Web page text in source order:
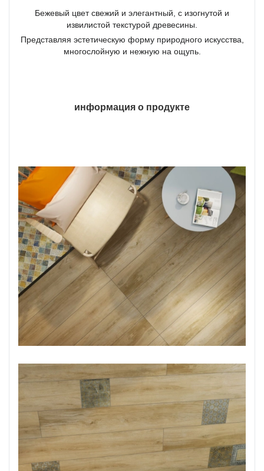
Бежевый цвет свежий и элегантный, с изогнутой и
извилистой текстурой древесины.
Представляя эстетическую форму природного искусства,
многослойную и нежную на ощупь.
информация о продукте